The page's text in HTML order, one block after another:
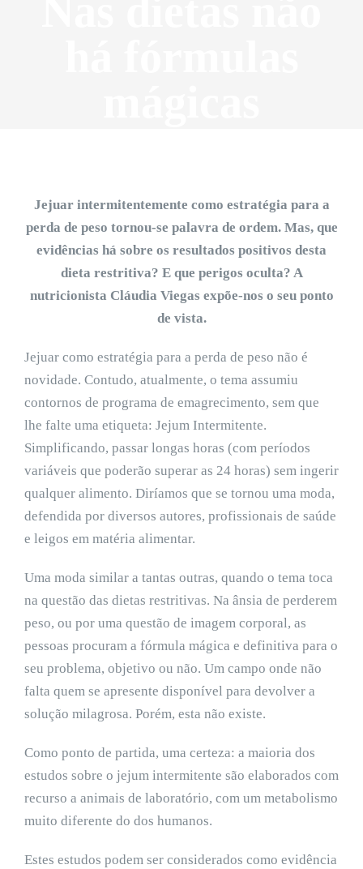
Jejuar intermitentemente como estratégia para a
perda de peso tornou-se palavra de ordem. Mas, que
evidências há sobre os resultados positivos desta
dieta restritiva? E que perigos oculta? A
nutricionista Cláudia Viegas expõe-nos o seu ponto
de vista.
Jejuar como estratégia para a perda de peso não é
novidade. Contudo, atualmente, o tema assumiu
contornos de programa de emagrecimento, sem que
lhe falte uma etiqueta: Jejum Intermitente.
Simplificando, passar longas horas (com períodos
variáveis que poderão superar as 24 horas) sem ingerir
qualquer alimento. Diríamos que se tornou uma moda,
defendida por diversos autores, profissionais de saúde
e leigos em matéria alimentar.
Uma moda similar a tantas outras, quando o tema toca
na questão das dietas restritivas. Na ânsia de perderem
peso, ou por uma questão de imagem corporal, as
pessoas procuram a fórmula mágica e definitiva para o
seu problema, objetivo ou não. Um campo onde não
falta quem se apresente disponível para devolver a
solução milagrosa. Porém, esta não existe.
Como ponto de partida, uma certeza: a maioria dos
estudos sobre o jejum intermitente são elaborados com
recurso a animais de laboratório, com um metabolismo
muito diferente do dos humanos.
Estes estudos podem ser considerados como evidência